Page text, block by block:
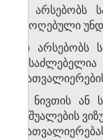
გ) არსებობს
ამოღებული
დ) არსებობს
5. ნივთის
საშუალების